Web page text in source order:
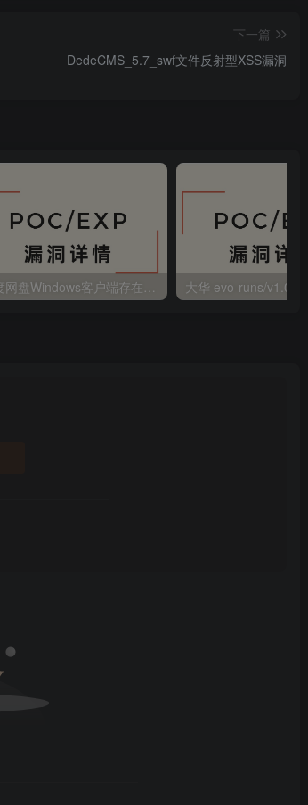
下一篇
DedeCMS_5.7_swf文件反射型XSS漏洞